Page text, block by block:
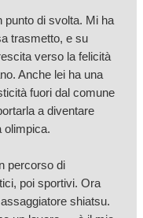
punto di svolta. Mi ha
trasmetto, e su
verso la felicità
Anche lei ha una
fuori dal comune
a diventare
olimpica.
percorso di
poi sportivi. Ora
shiatsu.